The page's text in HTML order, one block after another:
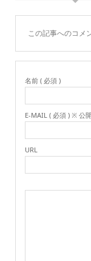
この記事へのコメ
名前 ( 必須 )
E-MAIL ( 必須 ) ※ 公
URL